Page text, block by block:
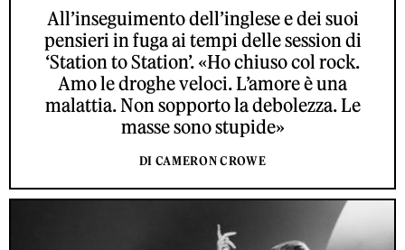
All’inseguimento dell’inglese e dei suoi
pensieri in fuga ai tempi delle session di
‘Station to Station’. «Ho chiuso col rock.
Amo le droghe veloci. L’amore è una
malattia. Non sopporto la debolezza. Le
masse sono stupide»
DI CAMERON CROWE